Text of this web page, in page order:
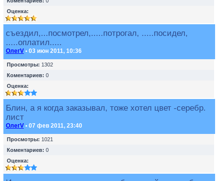
Оценка:
съездил,...посмотрел,.....потрогал, .....посидел,
.....оплатил.....
ОлегV • 03 июн 2011, 10:36
Просмотры: 1302
Коментариев: 0
Оценка:
Блин, а я когда заказывал, тоже хотел цвет -серебр.
лист
ОлегV • 07 фев 2011, 23:40
Просмотры: 1021
Коментариев: 0
Оценка: